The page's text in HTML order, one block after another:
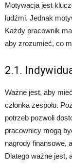
Motywacja jest
ludźmi. Jednak
Każdy pracownik
aby zrozumieć, co
2.1.
Ważne jest, aby
członka zespołu.
potrzeb pozwoli
pracownicy mogą
nagrody finansowe,
Dlatego ważne jest,